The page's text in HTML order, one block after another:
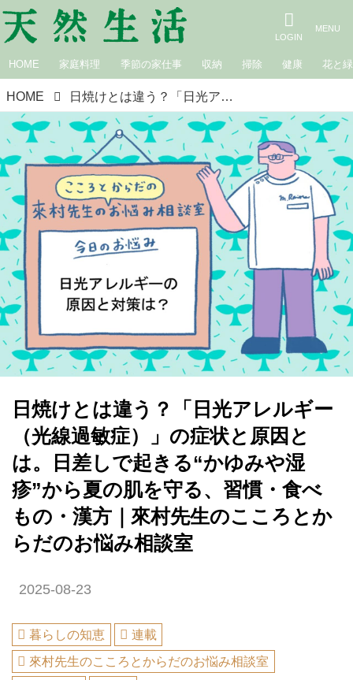
HOME 家庭料理 季節の家仕事 収納 掃除 健康 花と緑
HOME 日焼けとは違う？「日光アレルギー（光線過敏症）」の症状と原因とは。日差しで起きる“かゆみや湿疹”から夏の肌を守る、習慣・食べもの・漢方｜來村先生のこころとからだのお悩み相談室
日焼けとは違う？「日光アレルギー
（光線過敏症）」の症状と原因と
は。日差しで起きる“かゆみや湿
疹”から夏の肌を守る、習慣・食べ
もの・漢方｜來村先生のこころとか
らだのお悩み相談室
2025-08-23
暮らしの知恵
連載
來村先生のこころとからだのお悩み相談室